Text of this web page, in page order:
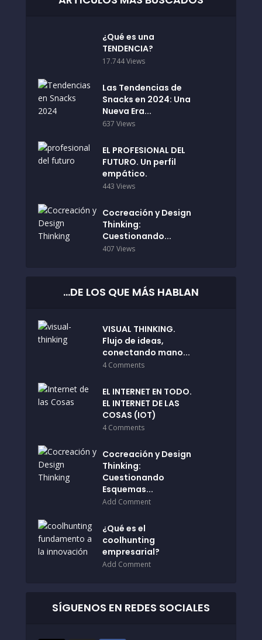
¿Qué es una
TENDENCIA?
17.744 Views
Las Tendencias de
Snacks en 2024: Una
Nueva Era...
637 Views
EL PROFESIONAL DEL
FUTURO. Un perfil
empático.
443 Views
Cocreación y Design
Thinking:
Cuestionando...
407 Views
…DE LOS QUE MÁS HABLAN
VISUAL THINKING.
Flujo de ideas,
conectando mano...
4 Comments
EL INTERNET EN TODO.
EL INTERNET DE LAS
COSAS (IOT)
4 Comments
Cocreación y Design
Thinking:
Cuestionando
Esquemas...
Add Comment
¿Qué es el
coolhunting
empresarial?
Add Comment
SÍGUENOS EN REDES SOCIALES